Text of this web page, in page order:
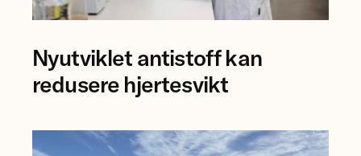
Anna
Karisdotter
Universitetet
Nyutviklet antistoff kan
redusere hjertesvikt